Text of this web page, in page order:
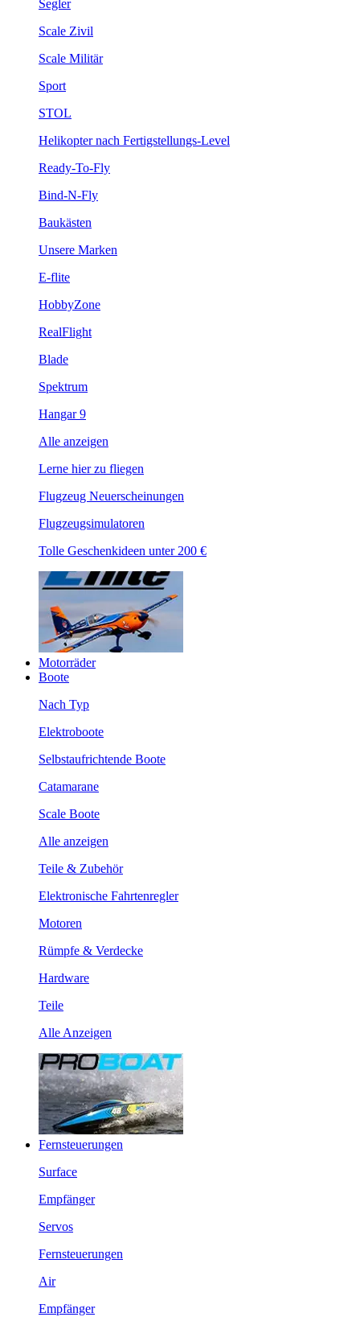
Segler
Scale Zivil
Scale Militär
Sport
STOL
Helikopter nach Fertigstellungs-Level
Ready-To-Fly
Bind-N-Fly
Baukästen
Unsere Marken
E-flite
HobbyZone
RealFlight
Blade
Spektrum
Hangar 9
Alle anzeigen
Lerne hier zu fliegen
Flugzeug Neuerscheinungen
Flugzeugsimulatoren
Tolle Geschenkideen unter 200 €
Motorräder
Boote
Nach Typ
Elektroboote
Selbstaufrichtende Boote
Catamarane
Scale Boote
Alle anzeigen
Teile & Zubehör
Elektronische Fahrtenregler
Motoren
Rümpfe & Verdecke
Hardware
Teile
Alle Anzeigen
Fernsteuerungen
Surface
Empfänger
Servos
Fernsteuerungen
Air
Empfänger